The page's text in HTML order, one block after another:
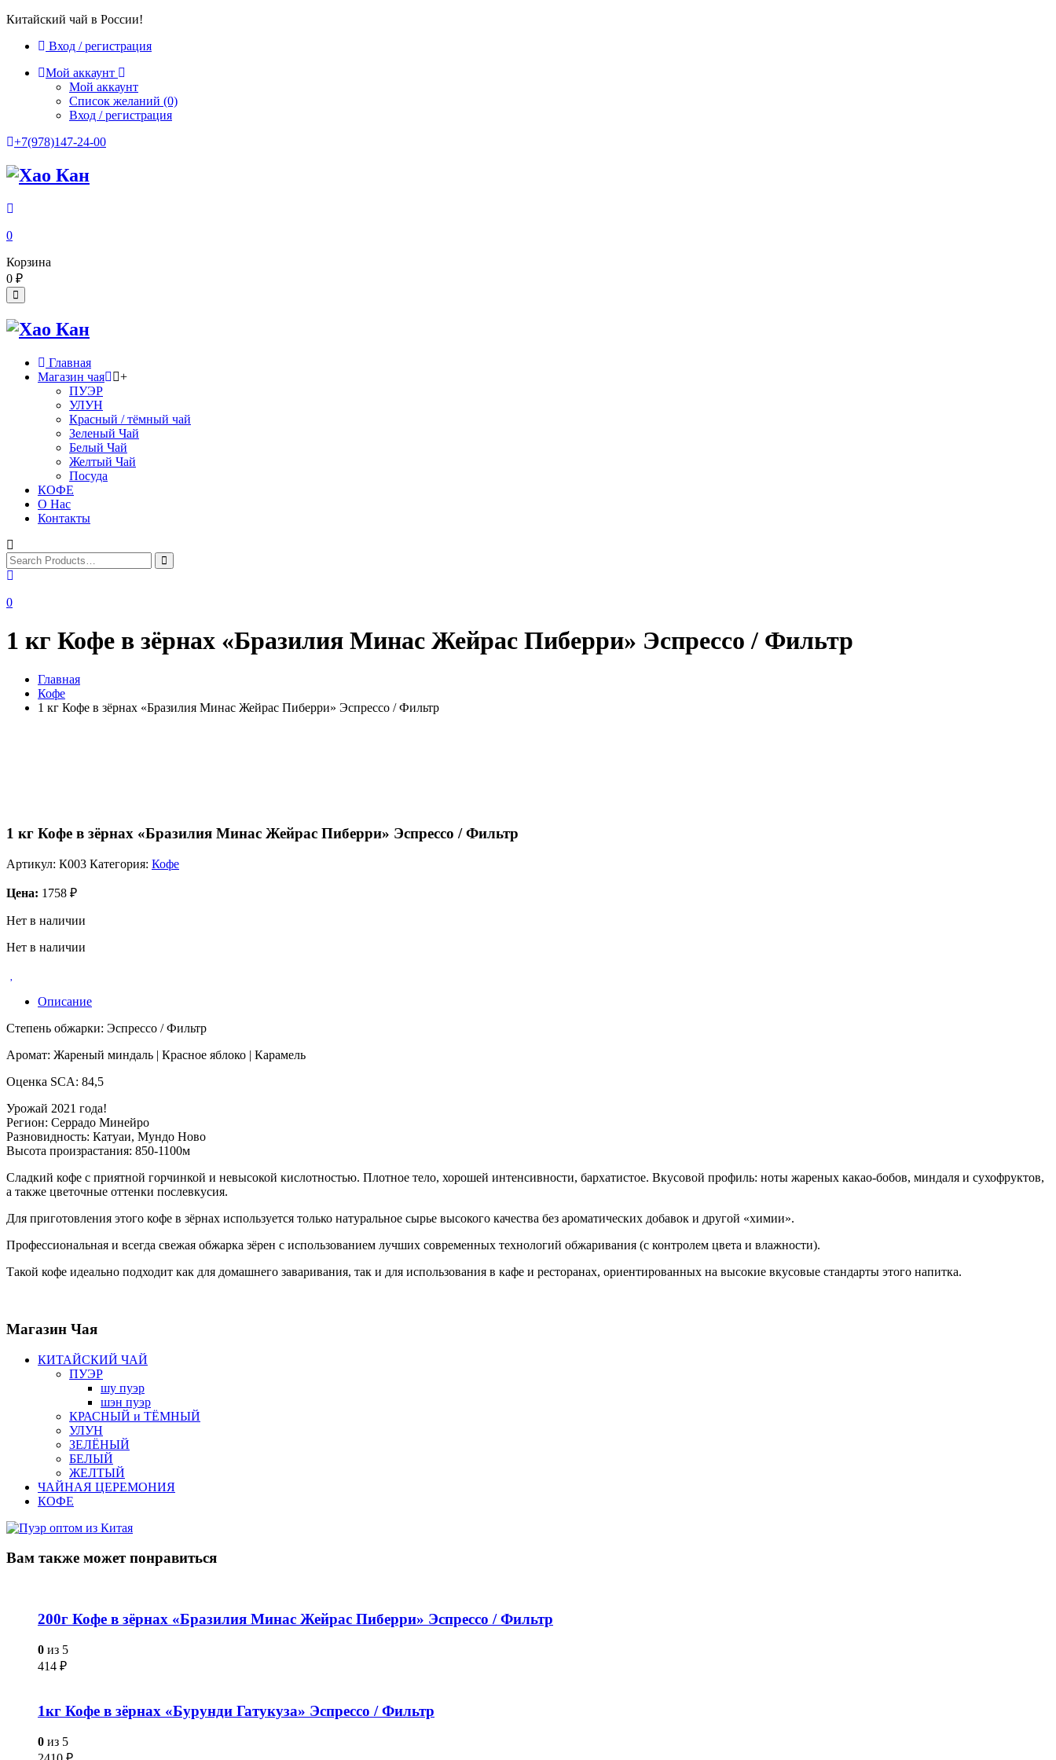
Китайский чай в России!
Вход / регистрация
Мой аккаунт
Мой аккаунт
Список желаний (0)
Вход / регистрация
+7(978)147-24-00
0
Корзина
0 ₽
Главная
Магазин чая
+
ПУЭР
УЛУН
Красный / тёмный чай
Зеленый Чай
Белый Чай
Желтый Чай
Посуда
КОФЕ
О Нас
Контакты
0
1 кг Кофе в зёрнах «Бразилия Минас Жейрас Пиберри» Эспрессо / Фильтр
Главная
Кофе
1 кг Кофе в зёрнах «Бразилия Минас Жейрас Пиберри» Эспрессо / Фильтр
1 кг Кофе в зёрнах «Бразилия Минас Жейрас Пиберри» Эспрессо / Фильтр
Артикул: К003 Категория: Кофе
Цена: 1758 ₽
Нет в наличии
Нет в наличии
Описание
Степень обжарки: Эспрессо / Фильтр
Аромат: Жареный миндаль | Красное яблоко | Карамель
Оценка SCA: 84,5
Урожай 2021 года!
Регион: Серрадо Минейро
Разновидность: Катуаи, Мундо Ново
Высота произрастания: 850-1100м
Сладкий кофе с приятной горчинкой и невысокой кислотностью. Плотное тело, хорошей интенсивности, бархатистое. Вкусовой профиль: ноты жареных какао-бобов, миндаля и сухофруктов,
а также цветочные оттенки послевкусия.
Для приготовления этого кофе в зёрнах используется только натуральное сырье высокого качества без ароматических добавок и другой «химии».
Профессиональная и всегда свежая обжарка зёрен с использованием лучших современных технологий обжаривания (с контролем цвета и влажности).
Такой кофе идеально подходит как для домашнего заваривания, так и для использования в кафе и ресторанах, ориентированных на высокие вкусовые стандарты этого напитка.
Магазин Чая
КИТАЙСКИЙ ЧАЙ
ПУЭР
шу пуэр
шэн пуэр
КРАСНЫЙ и ТЁМНЫЙ
УЛУН
ЗЕЛЁНЫЙ
БЕЛЫЙ
ЖЕЛТЫЙ
ЧАЙНАЯ ЦЕРЕМОНИЯ
КОФЕ
Вам также может понравиться
200г Кофе в зёрнах «Бразилия Минас Жейрас Пиберри» Эспрессо / Фильтр
0 из 5
414 ₽
1кг Кофе в зёрнах «Бурунди Гатукуза» Эспрессо / Фильтр
0 из 5